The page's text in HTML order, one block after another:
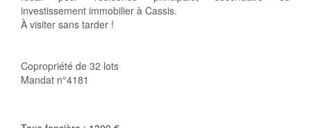
investissement immobilier à Cassis.
À visiter sans tarder !
Copropriété de 32 lots
Mandat n°4181